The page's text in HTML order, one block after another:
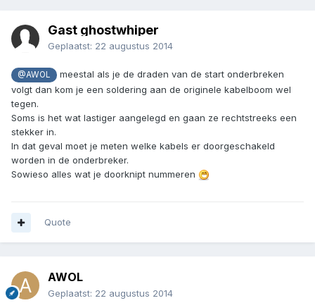
Gast ghostwhiper
Geplaatst: 22 augustus 2014
@AWOL
meestal als je de draden van de start onderbreken
volgt dan kom je een soldering aan de originele kabelboom wel
tegen.
Soms is het wat lastiger aangelegd en gaan ze rechtstreeks een
stekker in.
In dat geval moet je meten welke kabels er doorgeschakeld
worden in de onderbreker.
Sowieso alles wat je doorknipt nummeren
Quote
AWOL
Geplaatst: 22 augustus 2014